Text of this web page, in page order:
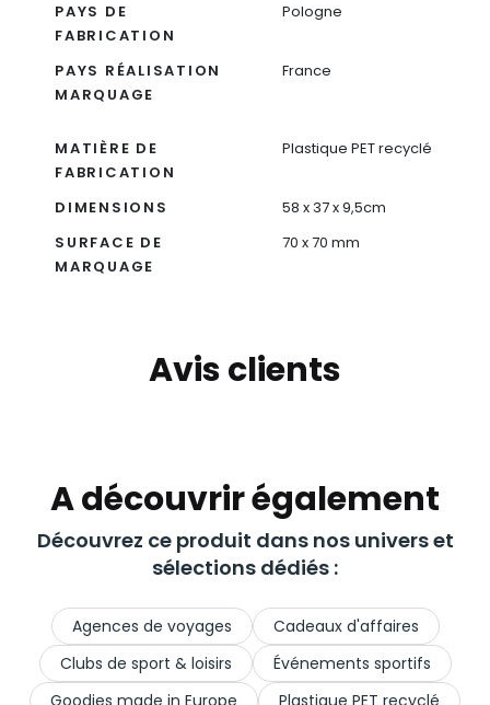
PAYS DE
FABRICATION
Pologne
PAYS RÉALISATION
MARQUAGE
France
MATIÈRE DE
FABRICATION
Plastique PET recyclé
DIMENSIONS
58 x 37 x 9,5cm
SURFACE DE
MARQUAGE
70 x 70 mm
Avis clients
A découvrir également
Découvrez ce produit dans nos univers et
sélections dédiés :
Agences de voyages
Cadeaux d'affaires
Clubs de sport & loisirs
Événements sportifs